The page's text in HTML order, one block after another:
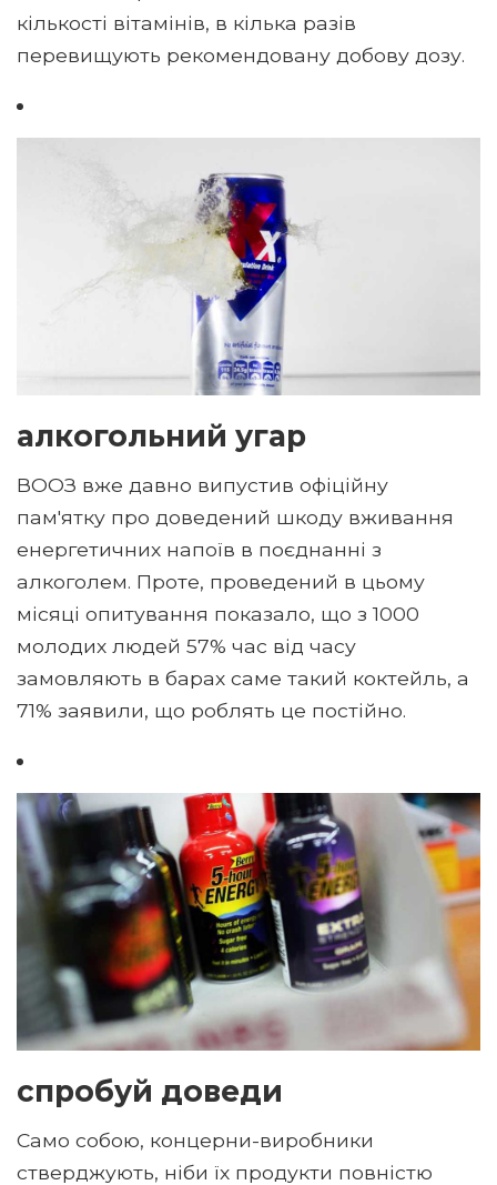
кількості вітамінів, в кілька разів
перевищують рекомендовану добову дозу.
алкогольний угар
ВООЗ вже давно випустив офіційну
пам'ятку про доведений шкоду вживання
енергетичних напоїв в поєднанні з
алкоголем. Проте, проведений в цьому
місяці опитування показало, що з 1000
молодих людей 57% час від часу
замовляють в барах саме такий коктейль, а
71% заявили, що роблять це постійно.
спробуй доведи
Само собою, концерни-виробники
стверджують, ніби їх продукти повністю